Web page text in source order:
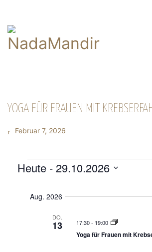
YOGA FÜR FRAUEN MIT
Februar 7, 2026
VERANSTALTUNGEN
Heute - 29.10.2026
Aug. 2026
DO.
13 17:30- 19:00
Yoga für Frauen mit